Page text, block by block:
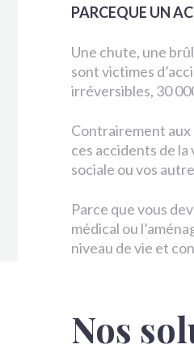
PARCEQUE UN
Une chute, une
sont victimes
irréversibles, 30
Contrairement aux
ces accidents de
sociale ou vos
Parce que vous
médical ou
niveau de vie et
Nos